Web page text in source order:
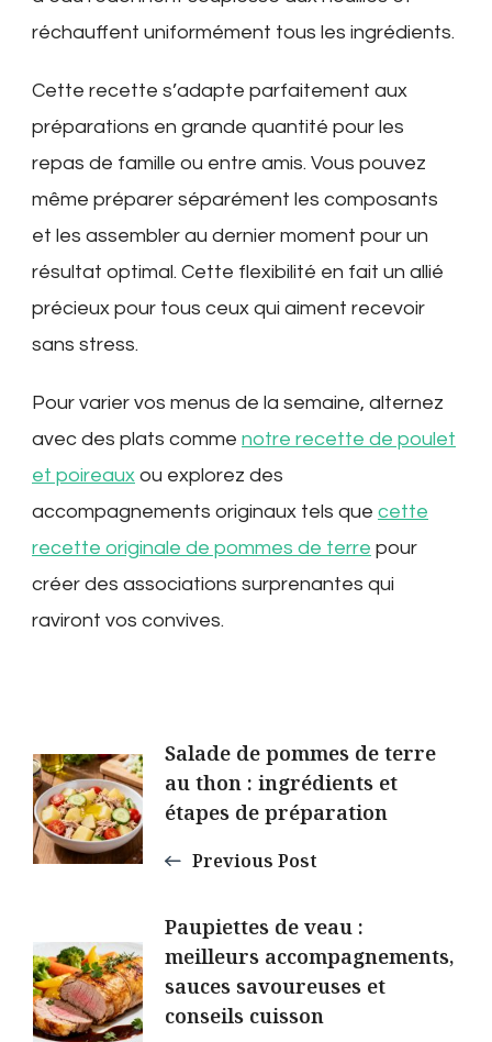
réchauffent uniformément tous les ingrédients.
Cette recette s’adapte parfaitement aux
préparations en grande quantité pour les
repas de famille ou entre amis. Vous pouvez
même préparer séparément les composants
et les assembler au dernier moment pour un
résultat optimal. Cette flexibilité en fait un allié
précieux pour tous ceux qui aiment recevoir
sans stress.
Pour varier vos menus de la semaine, alternez
avec des plats comme notre recette de poulet
et poireaux ou explorez des
accompagnements originaux tels que cette
recette originale de pommes de terre pour
créer des associations surprenantes qui
raviront vos convives.
Post
Navigation
Salade de pommes de terre
au thon : ingrédients et
étapes de préparation
Previous Post
Paupiettes de veau :
meilleurs accompagnements,
sauces savoureuses et
conseils cuisson